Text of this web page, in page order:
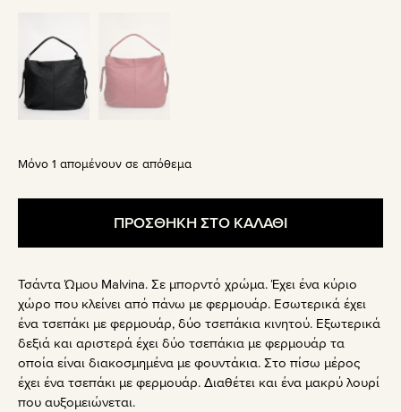
Μόνο 1 απομένουν σε απόθεμα
ΠΡΟΣΘΗΚΗ ΣΤΟ ΚΑΛΑΘΙ
Τσάντα Ώμου Malvina. Σε μπορντό χρώμα. Έχει ένα κύριο
χώρο που κλείνει από πάνω με φερμουάρ. Εσωτερικά έχει
ένα τσεπάκι με φερμουάρ, δύο τσεπάκια κινητού. Εξωτερικά
δεξιά και αριστερά έχει δύο τσεπάκια με φερμουάρ τα
οποία είναι διακοσμημένα με φουντάκια. Στο πίσω μέρος
έχει ένα τσεπάκι με φερμουάρ. Διαθέτει και ένα μακρύ λουρί
που αυξομειώνεται.